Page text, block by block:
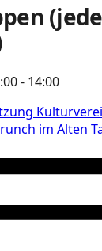
- 14:00
im Alten